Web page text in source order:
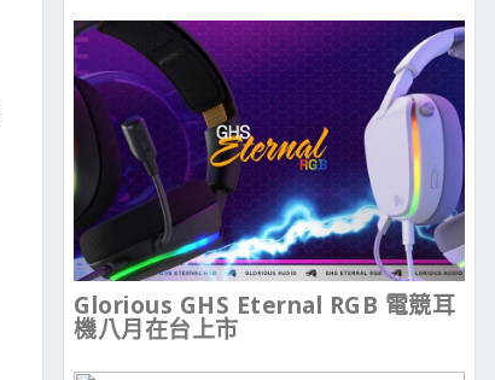
Glorious GHS Eternal RGB 電競耳
機八月在台上市